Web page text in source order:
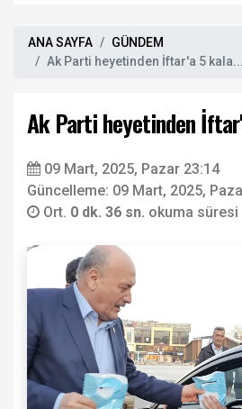
ANA SAYFA
GÜNDEM
Ak Parti heyetinden İftar'a 5 kala...
Ak Parti heyetinden
09 Mart, 2025, Pazar 23:14
Güncelleme: 09 Mart, 2025,
Ort. 0 dk. 36 sn. okuma süresi